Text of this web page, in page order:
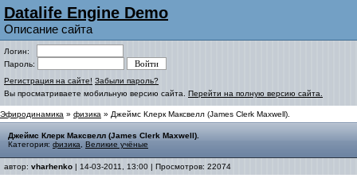
Datalife Engine Demo
Описание сайта
Логин:
Пароль:
Регистрация на сайте! Забыли пароль?
Вы просматриваете мобильную версию сайта. Перейти на полную версию сайта.
Эфиродинамика » физика » Джеймс Клерк Максвелл (James Clerk Maxwell).
Джеймс Клерк Максвелл (James Clerk Maxwell).
Категория: физика Великие учёные
автор: vharhenko | 14-03-2011, 13:00 | Просмотров: 22074